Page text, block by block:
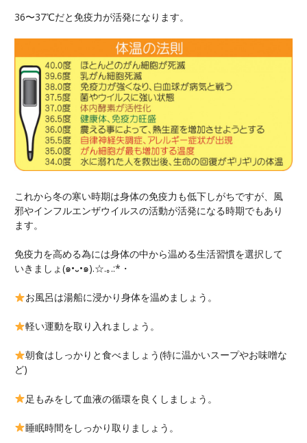
36〜37℃だと免疫力が活発になります。
これから冬の寒い時期は身体の免疫力も低下しがちですが、風
邪やインフルエンザウイルスの活動が活発になる時期でもあり
ます。
免疫力を高める為には身体の中から温める生活習慣を選択して
いきましょ(๑•᎑•๑).☆.｡.:*・
お風呂は湯船に浸かり身体を温めましょう。
軽い運動を取り入れましょう。
朝食はしっかりと食べましょう(特に温かいスープやお味噌な
ど)
足もみをして血液の循環を良くしましょう。
睡眠時間をしっかり取りましょう。